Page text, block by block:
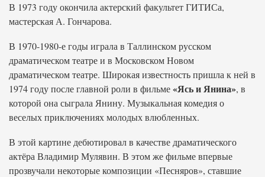
В 1973 году окончила актерский факультет ГИТИСа,
мастерская А. Гончарова.
В 1970-1980-е годы играла в Таллинском русском
драматическом театре и в Московском Новом
драматическом театре. Широкая известность пришла к ней в
1974 году после главной роли в фильме«Ясь и Янина», в
которой она сыграла Янину. Музыкальная комедия о
веселых приключениях молодых влюбленных.
В этой картине дебютировал в качестве драматического
актёра Владимир Мулявин. В этом же фильме впервые
прозвучали некоторые композиции «Песняров», ставшие